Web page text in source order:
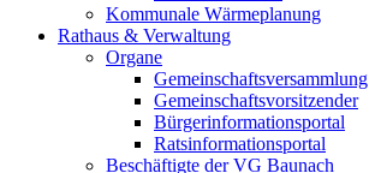
Kommunale Wärmeplanung
Rathaus & Verwaltung
Organe
Gemeinschaftsversammlung
Gemeinschaftsvorsitzender
Bürgerinformationsportal
Ratsinformationsportal
Beschäftigte der VG Baunach